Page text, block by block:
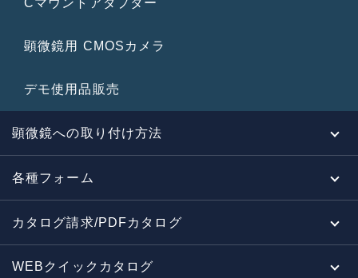
Cマウントアダプター
顕微鏡用 CMOSカメラ
デモ使用品販売
顕微鏡への取り付け方法
各種フォーム
カタログ請求/PDFカタログ
WEBクイックカタログ